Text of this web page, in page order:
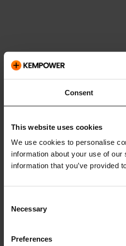
Consent
This website uses cookies
We use cookies to personalise
information about your use of
information that you’ve provided
Selection
Necessary
Preferences